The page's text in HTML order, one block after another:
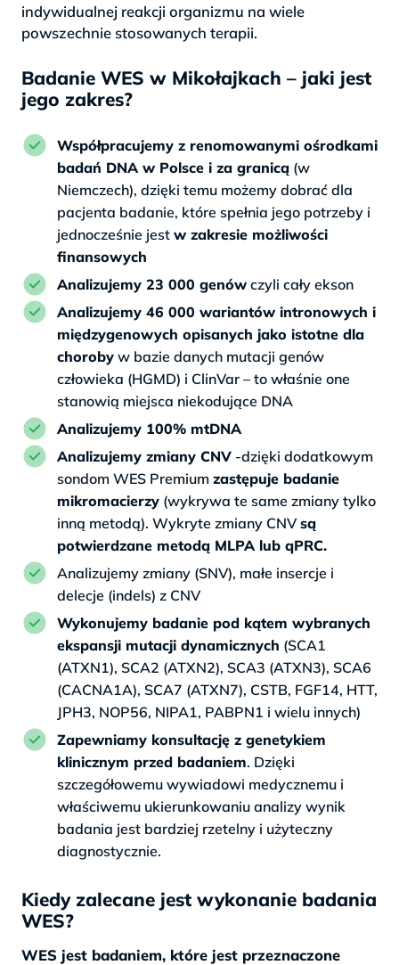
indywidualnej reakcji organizmu na wiele
powszechnie stosowanych terapii.
Badanie WES w Mikołajkach – jaki jest
jego zakres?
Współpracujemy z renomowanymi ośrodkami
badań DNA w Polsce i za granicą (w
Niemczech), dzięki temu możemy dobrać dla
pacjenta badanie, które spełnia jego potrzeby i
jednocześnie jest w zakresie możliwości
finansowych
Analizujemy 23 000 genów czyli cały ekson
Analizujemy 46 000 wariantów intronowych i
międzygenowych opisanych jako istotne dla
choroby w bazie danych mutacji genów
człowieka (HGMD) i ClinVar – to właśnie one
stanowią miejsca niekodujące DNA
Analizujemy 100% mtDNA
Analizujemy zmiany CNV -dzięki dodatkowym
sondom WES Premium zastępuje badanie
mikromacierzy (wykrywa te same zmiany tylko
inną metodą). Wykryte zmiany CNV są
potwierdzane metodą MLPA lub qPRC.
Analizujemy zmiany (SNV), małe insercje i
delecje (indels) z CNV
Wykonujemy badanie pod kątem wybranych
ekspansji mutacji dynamicznych (SCA1
(ATXN1), SCA2 (ATXN2), SCA3 (ATXN3), SCA6
(CACNA1A), SCA7 (ATXN7), CSTB, FGF14, HTT,
JPH3, NOP56, NIPA1, PABPN1 i wielu innych)
Zapewniamy konsultację z genetykiem
klinicznym przed badaniem. Dzięki
szczegółowemu wywiadowi medycznemu i
właściwemu ukierunkowaniu analizy wynik
badania jest bardziej rzetelny i użyteczny
diagnostycznie.
Kiedy zalecane jest wykonanie badania
WES?
WES jest badaniem, które jest przeznaczone